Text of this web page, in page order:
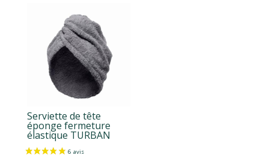
Serviette de tête
éponge fermeture
élastique TURBAN